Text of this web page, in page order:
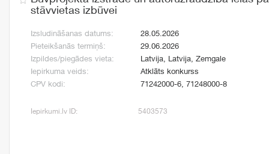
stāvvietas izbūvei
Izsludināšanas datums:
28.05.2026
Pieteikšanās termiņš:
29.06.2026
Izpildes/piegādes vieta:
Latvija, Latvija, Zemgale
Iepirkuma veids:
Atklāts konkurss
CPV kodi:
71242000-6, 71248000-8
Iepirkumi.lv ID: 5403573